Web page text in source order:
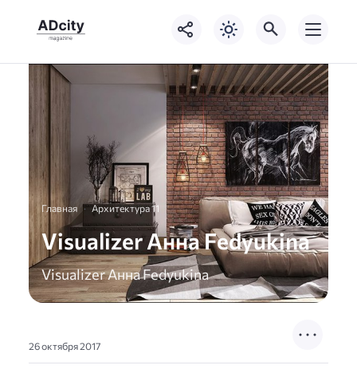
Главная Архитектура 11
Visualizer Анна Fedyukina
Visualizer Анна Fedyukina
26 октября 2017